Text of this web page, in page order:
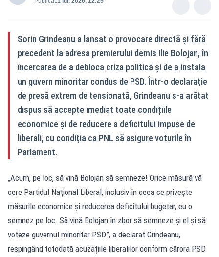
Sorin Grindeanu a lansat o provocare directă și fără
precedent la adresa premierului demis Ilie Bolojan, în
încercarea de a debloca criza politică și de a instala
un guvern minoritar condus de PSD. Într-o declarație
de presă extrem de tensionată, Grindeanu s-a arătat
dispus să accepte imediat toate condițiile
economice și de reducere a deficitului impuse de
liberali, cu condiția ca PNL să asigure voturile în
Parlament.
„Acum, pe loc, să vină Bolojan să semneze! Orice măsură vă
cere Partidul Național Liberal, inclusiv în ceea ce privește
măsurile economice și reducerea deficitului bugetar, eu o
semnez pe loc. Să vină Bolojan în zbor să semneze și el și să
voteze guvernul minoritar PSD”, a declarat Grindeanu,
respingând totodată acuzațiile liberalilor conform cărora PSD